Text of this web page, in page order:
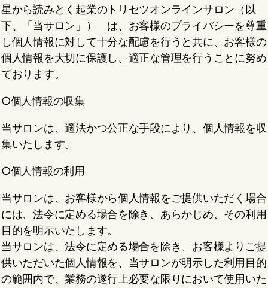
星から読みとく起業のトリセツオンラインサロン（以
下、「当サロン」） は、お客様のプライバシーを尊重
し個人情報に対して十分な配慮を行うと共に、お客様の
個人情報を大切に保護し、適正な管理を行うことに努め
ております。
○個人情報の収集
当サロンは、適法かつ公正な手段により、個人情報を収
集いたします。
○個人情報の利用
当サロンは、お客様から個人情報をご提供いただく場合
には、法令に定める場合を除き、あらかじめ、その利用
目的を明示いたします。
当サロンは、法令に定める場合を除き、お客様よりご提
供いただいた個人情報を、当サロンが明示した利用目的
の範囲内で、業務の遂行上必要な限りにおいて使用いた